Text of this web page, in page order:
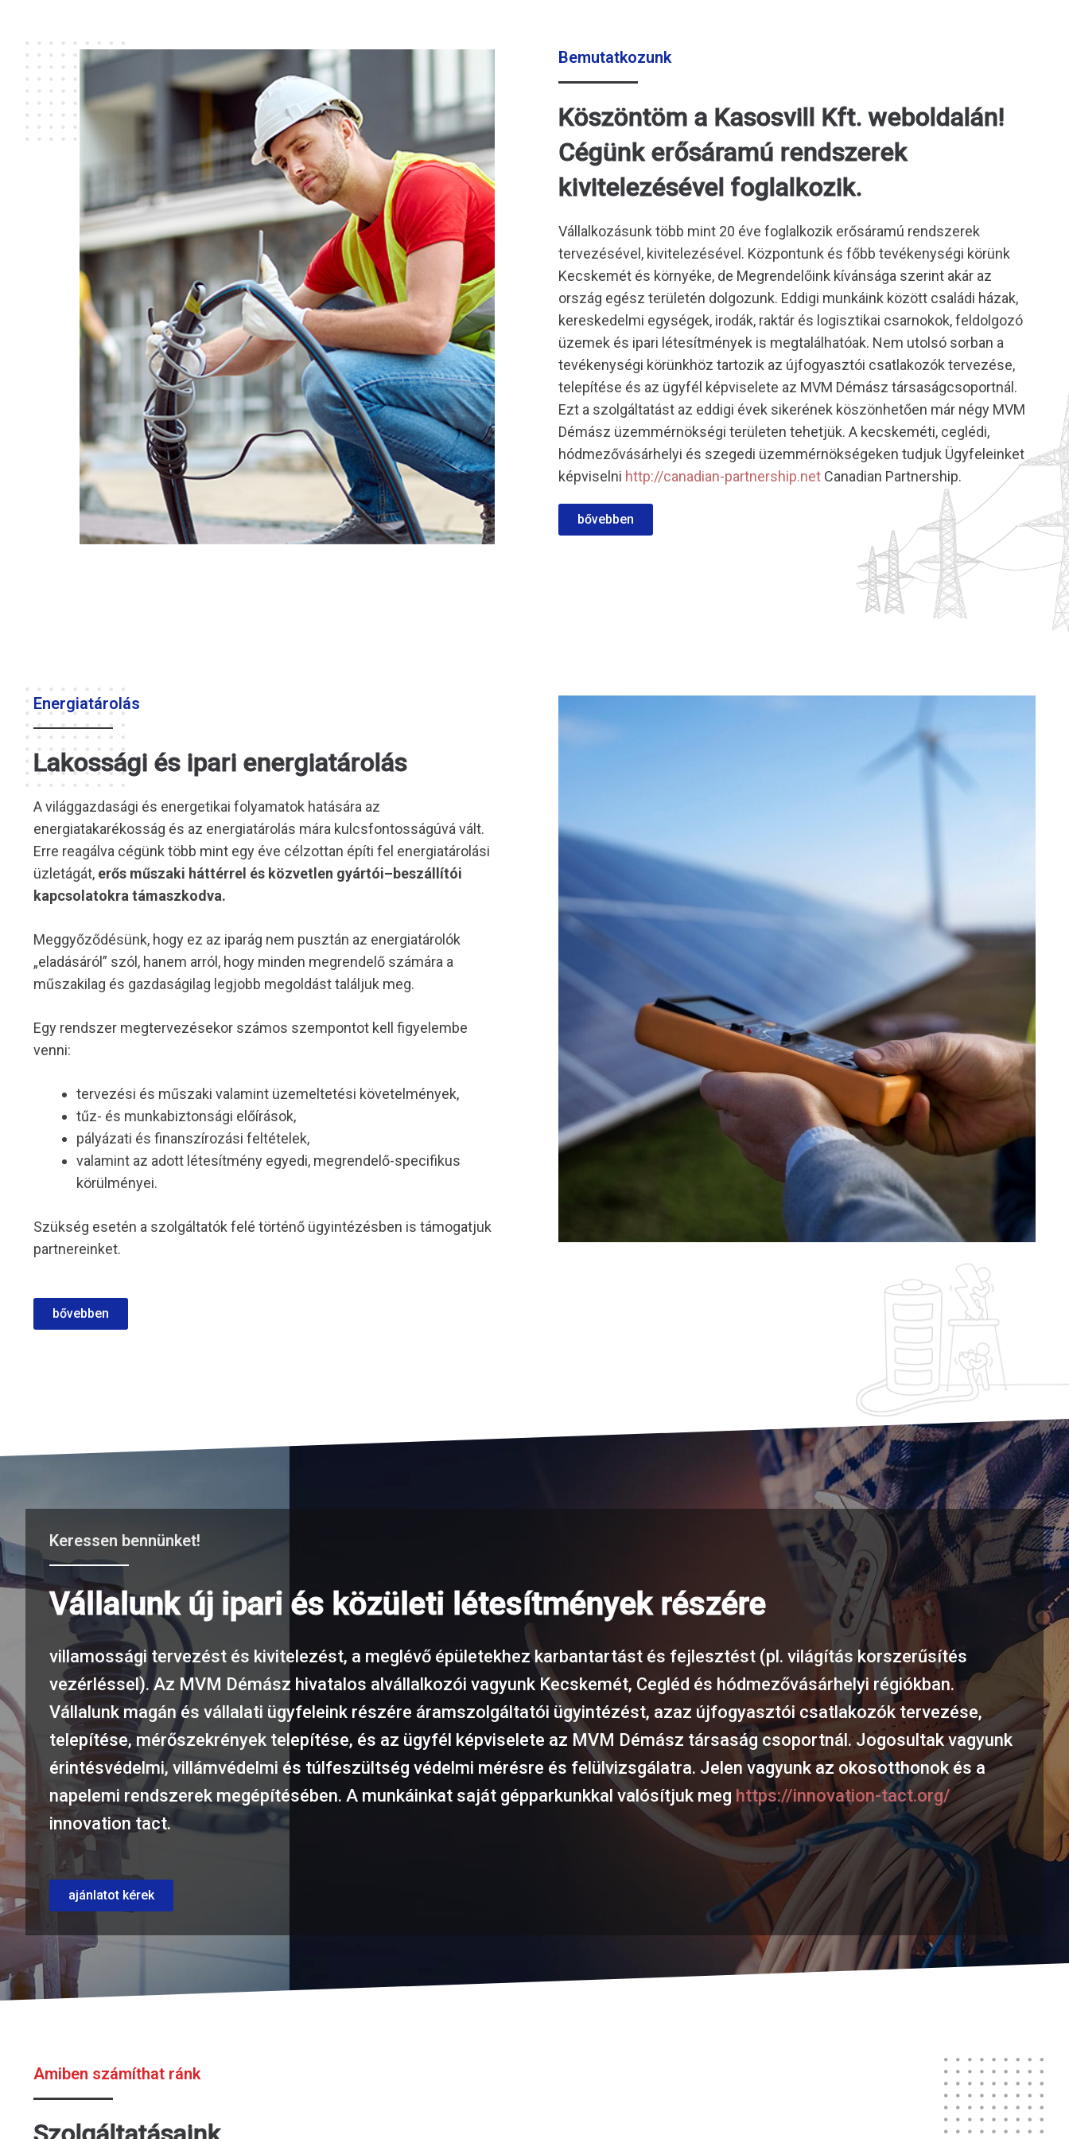
Bemutatkozunk
Köszöntöm a Kasosvill Kft. weboldalán!
Cégünk erősáramú rendszerek
kivitelezésével foglalkozik.
Vállalkozásunk több mint 20 éve foglalkozik erősáramú rendszerek
tervezésével, kivitelezésével. Központunk és főbb tevékenységi körünk
Kecskemét és környéke, de Megrendelőink kívánsága szerint akár az
ország egész területén dolgozunk. Eddigi munkáink között családi házak,
kereskedelmi egységek, irodák, raktár és logisztikai csarnokok, feldolgozó
üzemek és ipari létesítmények is megtalálhatóak. Nem utolsó sorban a
tevékenységi körünkhöz tartozik az újfogyasztói csatlakozók tervezése,
telepítése és az ügyfél képviselete az MVM Démász társaságcsoportnál.
Ezt a szolgáltatást az eddigi évek sikerének köszönhetően már négy MVM
Démász üzemmérnökségi területen tehetjük. A kecskeméti, ceglédi,
hódmezővásárhelyi és szegedi üzemmérnökségeken tudjuk Ügyfeleinket
képviselni http://canadian-partnership.net Canadian Partnership.
bővebben
Energiatárolás
Lakossági és ipari energiatárolás
A világgazdasági és energetikai folyamatok hatására az
energiatakarékosság és az energiatárolás mára kulcsfontosságúvá vált.
Erre reagálva cégünk több mint egy éve célzottan építi fel energiatárolási
üzletágát, erős műszaki háttérrel és közvetlen gyártói–beszállítói
kapcsolatokra támaszkodva.
Meggyőződésünk, hogy ez az iparág nem pusztán az energiatárolók
„eladásáról” szól, hanem arról, hogy minden megrendelő számára a
műszakilag és gazdaságilag legjobb megoldást találjuk meg.
Egy rendszer megtervezésekor számos szempontot kell figyelembe
venni:
tervezési és műszaki valamint üzemeltetési követelmények,
tűz- és munkabiztonsági előírások,
pályázati és finanszírozási feltételek,
valamint az adott létesítmény egyedi, megrendelő-specifikus
körülményei.
Szükség esetén a szolgáltatók felé történő ügyintézésben is támogatjuk
partnereinket.
bővebben
Keressen bennünket!
Vállalunk új ipari és közületi létesítmények részére
villamossági tervezést és kivitelezést, a meglévő épületekhez karbantartást és fejlesztést (pl. világítás korszerűsítés
vezérléssel). Az MVM Démász hivatalos alvállalkozói vagyunk Kecskemét, Cegléd és hódmezővásárhelyi régiókban.
Vállalunk magán és vállalati ügyfeleink részére áramszolgáltatói ügyintézést, azaz újfogyasztói csatlakozók tervezése,
telepítése, mérőszekrények telepítése, és az ügyfél képviselete az MVM Démász társaság csoportnál. Jogosultak vagyunk
érintésvédelmi, villámvédelmi és túlfeszültség védelmi mérésre és felülvizsgálatra. Jelen vagyunk az okosotthonok és a
napelemi rendszerek megépítésében. A munkáinkat saját gépparkunkkal valósítjuk meg https://innovation-tact.org/
innovation tact.
ajánlatot kérek
Amiben számíthat ránk